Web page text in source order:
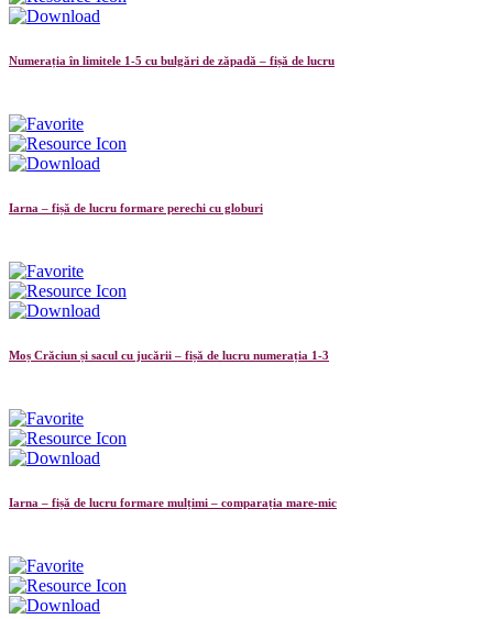
Numerația în limitele 1-5 cu bulgări de zăpadă – fișă de lucru
Iarna – fișă de lucru formare perechi cu globuri
Moș Crăciun și sacul cu jucării – fișă de lucru numerația 1-3
Iarna – fișă de lucru formare mulțimi – comparația mare-mic